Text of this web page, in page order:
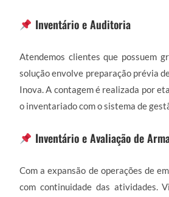
Inventário e Auditoria
Atendemos clientes que possuem
solução envolve preparação prévia
Inova. A contagem é realizada por
o inventariado com o sistema de
Inventário e Avaliação de
Com a expansão de operações de
com continuidade das atividades.